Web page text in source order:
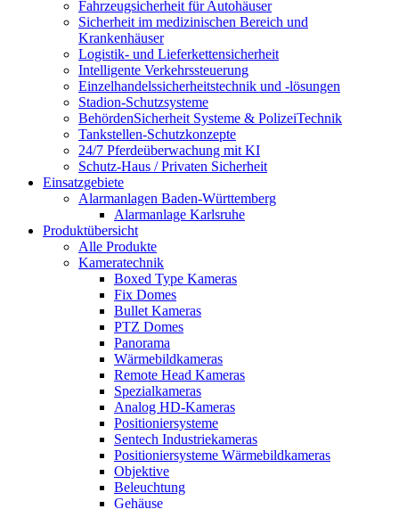
Fahrzeugsicherheit für Autohäuser
Sicherheit im medizinischen Bereich und
Krankenhäuser
Logistik- und Lieferkettensicherheit
Intelligente Verkehrssteuerung
Einzelhandelssicherheitstechnik und -lösungen
Stadion-Schutzsysteme
BehördenSicherheit Systeme & PolizeiTechnik
Tankstellen-Schutzkonzepte​
24/7 Pferdeüberwachung mit KI
Schutz-Haus / Privaten Sicherheit
Einsatzgebiete
Alarmanlagen Baden-Württemberg
Alarmanlage Karlsruhe
Produktübersicht
Alle Produkte
Kameratechnik
Boxed Type Kameras
Fix Domes
Bullet Kameras
PTZ Domes
Panorama
Wärmebildkameras
Remote Head Kameras
Spezialkameras
Analog HD-Kameras
Positioniersysteme
Sentech Industriekameras
Positioniersysteme Wärmebildkameras
Objektive
Beleuchtung
Gehäuse